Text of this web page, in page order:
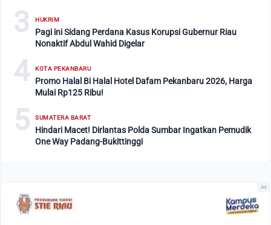
3 HUKRIM
Pagi ini Sidang Perdana Kasus Korupsi Gubernur Riau
Nonaktif Abdul Wahid Digelar
4 KOTA PEKANBARU
Promo Halal Bi Halal Hotel Dafam Pekanbaru 2026, Harga
Mulai Rp125 Ribu!
5 SUMATERA BARAT
Hindari Macet! Dirlantas Polda Sumbar Ingatkan Pemudik
One Way Padang-Bukittinggi
Ad